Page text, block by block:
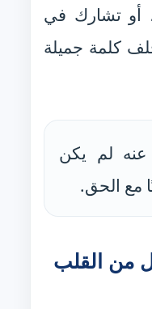
أو تشارك في
كلمة جميلة
عنه لم يكن
مع الحق.
من القلب